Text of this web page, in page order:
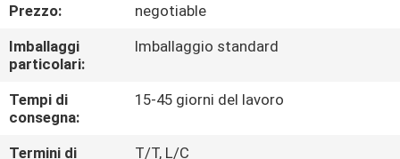
CONTATTACI
NOTIZIE
Prezzo:
negotiable
Imballaggi
particolari:
Imballaggio standard
Tempi di
consegna:
15-45 giorni del lavoro
Termini di
T/T, L/C